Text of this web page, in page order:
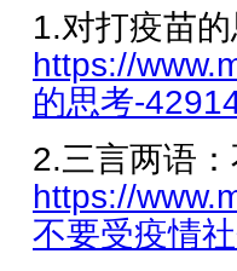
1.对打疫苗
https://
的思考-
2.三言两语
https://
不要受疫情